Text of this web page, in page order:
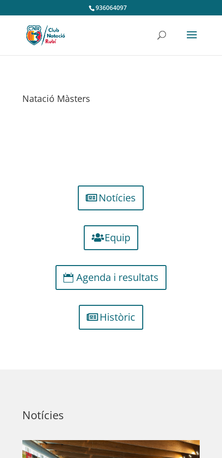
936064097
Natació Màsters
Notícies
Equip
Agenda i resultats
Històric
Notícies